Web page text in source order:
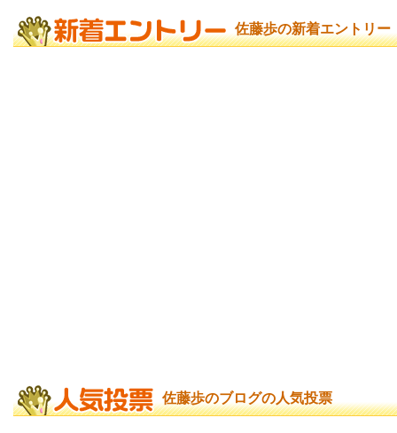
佐藤歩の新着エントリー
佐藤歩のブログの人気投票